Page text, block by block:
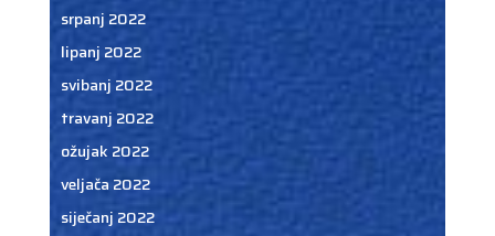
srpanj 2022
lipanj 2022
svibanj 2022
travanj 2022
ožujak 2022
veljača 2022
siječanj 2022